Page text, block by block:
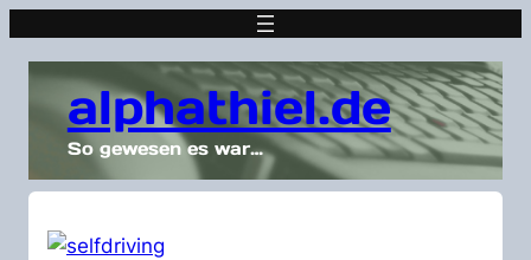
alphathiel.de
So gewesen es war…